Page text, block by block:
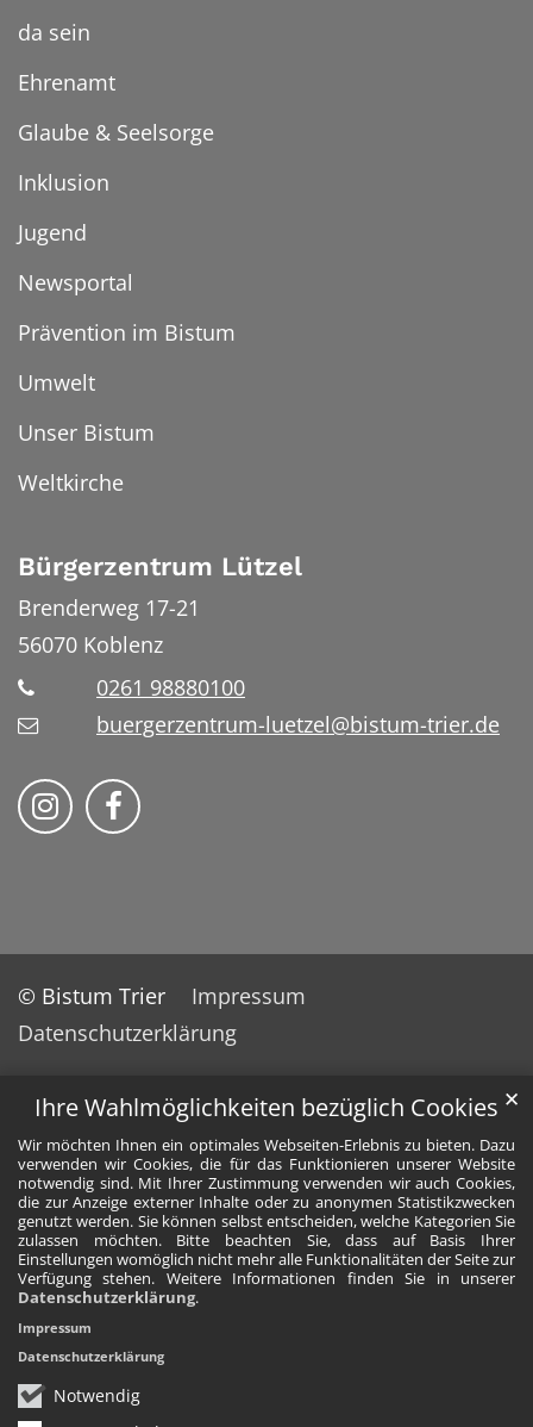
Ihre Wahlmöglichkeiten bezüglich Cookies
Wir möchten Ihnen ein optimales Webseiten-Erlebnis zu bieten. Dazu
verwenden wir Cookies, die für das Funktionieren unserer Website
notwendig sind. Mit Ihrer Zustimmung verwenden wir auch Cookies,
die zur Anzeige externer Inhalte oder zu anonymen Statistikzwecken
genutzt werden. Sie können selbst entscheiden, welche Kategorien Sie
zulassen möchten. Bitte beachten Sie, dass auf Basis Ihrer
Einstellungen womöglich nicht mehr alle Funktionalitäten der Seite zur
Verfügung stehen. Weitere Informationen finden Sie in unserer
Datenschutzerklärung.
Notwendig
✕
Impressum
Datenschutzerklärung
da sein
Ehrenamt
Glaube & Seelsorge
Inklusion
Jugend
Newsportal
Prävention im Bistum
Umwelt
Unser Bistum
Weltkirche
Bürgerzentrum Lützel
Brenderweg 17-21
56070 Koblenz
0261 98880100
buergerzentrum-luetzel@bistum-trier.de
Folge uns auf Instragram
Folge uns auf Facebook
© Bistum Trier
Impressum
Datenschutzerklärung